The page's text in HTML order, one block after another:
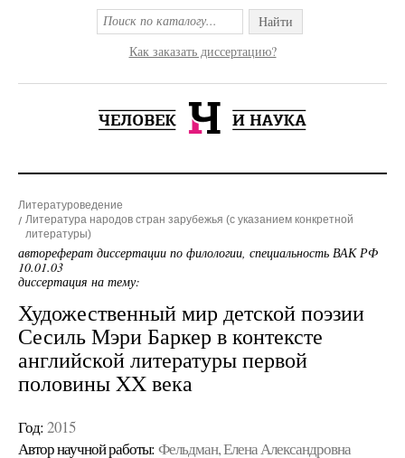
Найти
Как заказать диссертацию?
Литературоведение
Литература народов стран зарубежья (с указанием конкретной
литературы)
автореферат диссертации по филологии, специальность ВАК РФ
10.01.03
диссертация на тему:
Художественный мир детской поэзии
Сесиль Мэри Баркер в контексте
английской литературы первой
половины XX века
Год: 2015
Автор научной работы: Фельдман, Елена Александровна